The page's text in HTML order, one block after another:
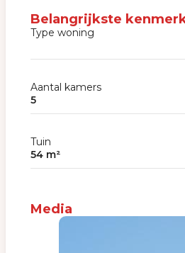
Belangrijkste
Type woning
Aantal kamers
5
Tuin
54 m²
Media